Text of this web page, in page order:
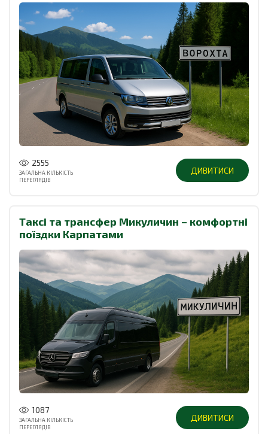
2555
ЗАГАЛЬНА КІЛЬКІСТЬ
ПЕРЕГЛЯДІВ
ДИВИТИСИ
Таксі та трансфер Микуличин – комфортні
поїздки Карпатами
1087
ЗАГАЛЬНА КІЛЬКІСТЬ
ПЕРЕГЛЯДІВ
ДИВИТИСИ